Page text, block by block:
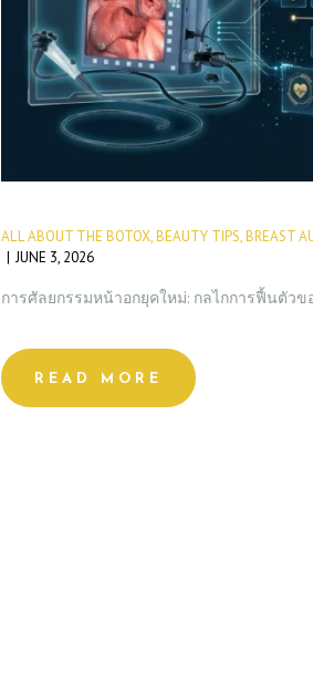
ALL ABOUT THE BOTOX,BEAUTY TIPS,BREAST
JUNE 3, 2026
การศัลยกรรมหน้าอกยุคใหม่: กลไกการฟื้นตัว
READ MORE